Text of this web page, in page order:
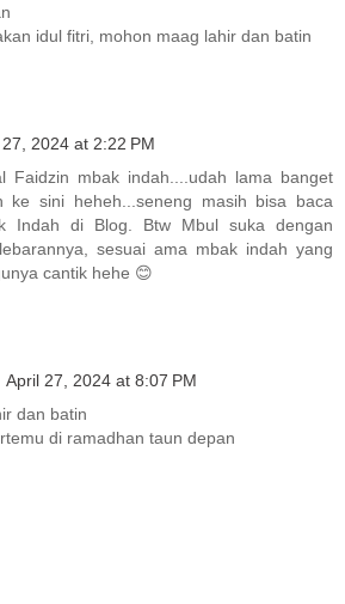
idul fitri, mohon maag lahir dan batin
2024 at 2:22 PM
Faidzin mbak indah....udah lama banget
ke sini heheh...seneng masih bisa baca
Indah di Blog. Btw Mbul suka dengan
sesuai ama mbak indah yang
cantik hehe 😊
April 27, 2024 at 8:07 PM
dan batin
di ramadhan taun depan